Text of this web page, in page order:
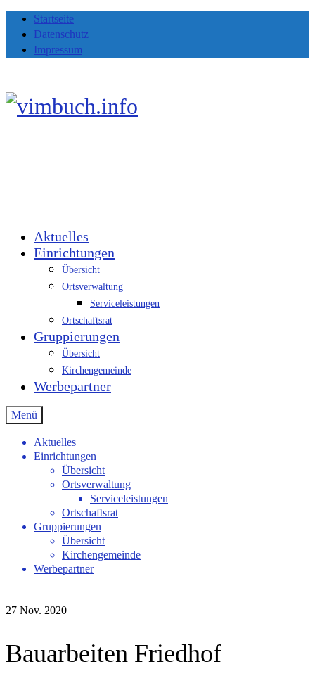
Startseite
Datenschutz
Impressum
Aktuelles
Einrichtungen
Übersicht
Ortsverwaltung
Serviceleistungen
Ortschaftsrat
Gruppierungen
Übersicht
Kirchengemeinde
Werbepartner
Menü
Aktuelles
Einrichtungen
Übersicht
Ortsverwaltung
Serviceleistungen
Ortschaftsrat
Gruppierungen
Übersicht
Kirchengemeinde
Werbepartner
27 Nov. 2020
Bauarbeiten Friedhof